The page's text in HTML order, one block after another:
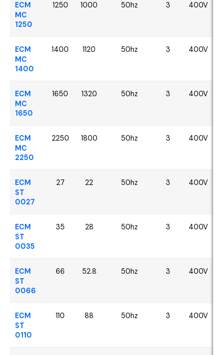
ECM
MC
1250
1250 1000 50hz 3 400V
ECM
MC
1400
1400 1120 50hz 3 400V
ECM
MC
1650
1650 1320 50hz 3 400V
ECM
MC
2250
2250 1800 50hz 3 400V
ECM
ST
0027
27 22 50hz 3 400V
ECM
ST
0035
35 28 50hz 3 400V
ECM
ST
0066
66 52.8 50hz 3 400V
ECM
ST
0110
110 88 50hz 3 400V